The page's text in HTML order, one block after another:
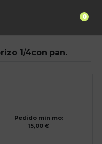
0
1/4con pan.
Pedido mínimo:
15,00 €